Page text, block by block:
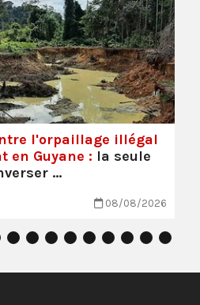
l'orpaillage illégal
en Guyane : la seule
…
08/08/2026